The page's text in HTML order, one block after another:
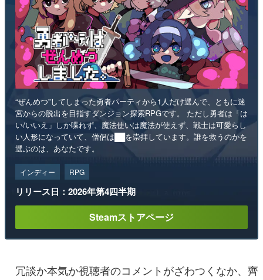
“ぜんめつ”してしまった勇者パーティから1人だけ選んで、ともに迷
宮からの脱出を目指すダンジョン探索RPGです。 ただし勇者は「は
い/いいえ」しか喋れず、魔法使いは魔法が使えず、戦士は可愛らし
い人形になっていて、僧侶は██を崇拝しています。誰を救うのかを
選ぶのは、あなたです。
インディー RPG
リリース日：2026年第4四半期
Steamストアページ
冗談か本気か視聴者のコメントがざわつくなか、齊